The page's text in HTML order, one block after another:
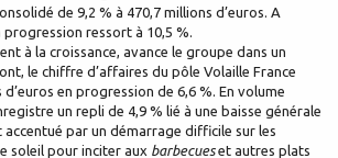
de 9,2 % à 470,7 millions d’euros. A
ressort à 10,5 %.
à la croissance, avance le groupe dans un
le chiffre d’affaires du pôle Volaille France
en progression de 6,6 %. En volume
un repli de 4,9 % lié à une baisse générale
par un démarrage difficile sur les
soleil pour inciter aux barbecueset autres plats